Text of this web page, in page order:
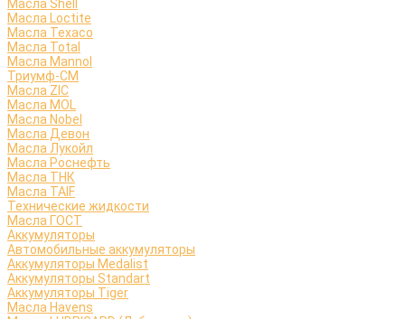
Масла Shell
Масла Loctite
Масла Texaco
Масла Total
Масла Mannol
Триумф-СМ
Масла ZIC
Масла MOL
Масла Nobel
Масла Девон
Масла Лукойл
Масла Роснефть
Масла ТНК
Масла TAIF
Технические жидкости
Масла ГОСТ
Аккумуляторы
Автомобильные аккумуляторы
Аккумуляторы Medalist
Аккумуляторы Standart
Аккумуляторы Tiger
Масла Havens